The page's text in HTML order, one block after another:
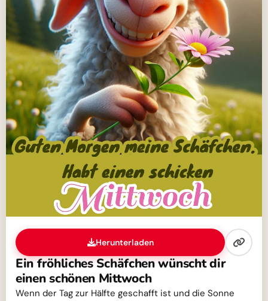
Herunterladen
Ein fröhliches Schäfchen wünscht dir
einen schönen Mittwoch
Wenn der Tag zur Hälfte geschafft ist und die Sonne